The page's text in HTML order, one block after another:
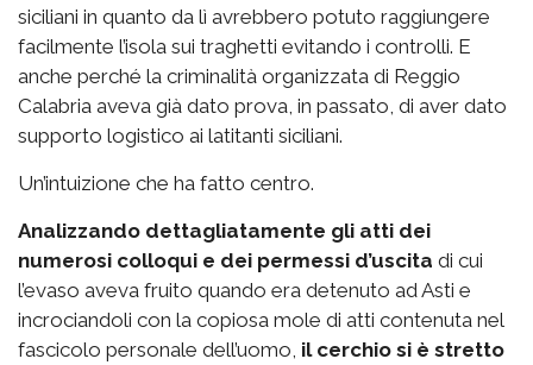
siciliani in quanto da lì avrebbero potuto raggiungere
facilmente l’isola sui traghetti evitando i controlli. E
anche perché la criminalità organizzata di Reggio
Calabria aveva già dato prova, in passato, di aver dato
supporto logistico ai latitanti siciliani.
Un’intuizione che ha fatto centro.
Analizzando dettagliatamente gli atti dei
numerosi colloqui e dei permessi d’uscita di cui
l’evaso aveva fruito quando era detenuto ad Asti e
incrociandoli con la copiosa mole di atti contenuta nel
fascicolo personale dell’uomo, il cerchio si è stretto